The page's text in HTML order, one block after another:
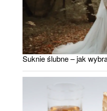
Suknie ślubne – jak